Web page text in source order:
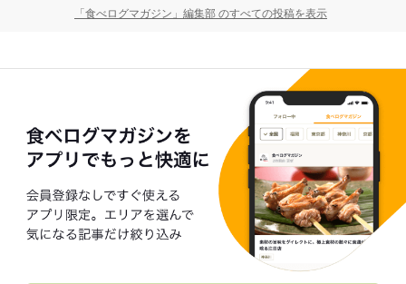
「食べログマガジン」編集部 のすべての投稿を表示